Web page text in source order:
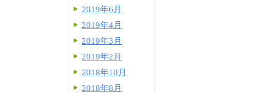
2019年6月
2019年4月
2019年3月
2019年2月
2018年10月
2018年8月